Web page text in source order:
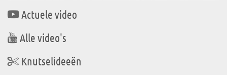
Actuele video
Alle video's
Knutselideeën